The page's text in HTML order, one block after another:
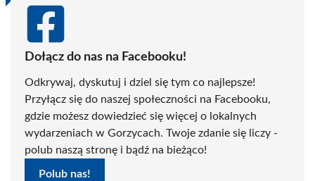
Dołącz do nas na Facebooku!
Odkrywaj, dyskutuj i dziel się tym co najlepsze!
Przyłącz się do naszej społeczności na Facebooku,
gdzie możesz dowiedzieć się więcej o lokalnych
wydarzeniach w Gorzycach. Twoje zdanie się liczy -
polub naszą stronę i bądź na bieżąco!
Polub nas!